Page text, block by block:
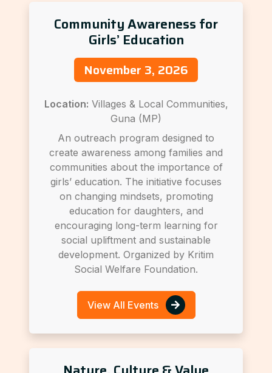
Community Awareness for
Girls’ Education
November 3, 2026
Location: Villages & Local Communities,
Guna (MP)
An outreach program designed to
create awareness among families and
communities about the importance of
girls’ education. The initiative focuses
on changing mindsets, promoting
education for daughters, and
encouraging long-term learning for
social upliftment and sustainable
development. Organized by Kritim
Social Welfare Foundation.
View All Events